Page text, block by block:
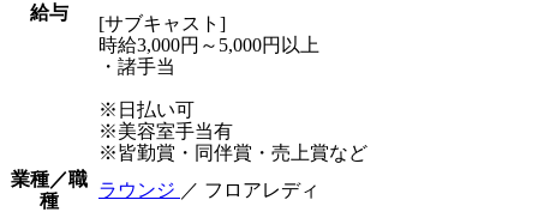
給与
[サブキャスト]
時給3,000円～5,000円以上
・諸手当
※日払い可
※美容室手当有
※皆勤賞・同伴賞・売上賞など
業種／職
種
ラウンジ ／ フロアレディ